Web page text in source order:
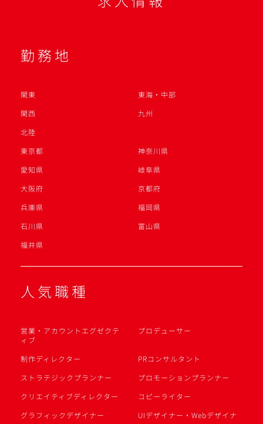
勤務地
関東
東海・中部
関西
九州
北陸
東京都
神奈川県
愛知県
岐阜県
大阪府
京都府
兵庫県
福岡県
石川県
富山県
福井県
人気職種
営業・アカウントエグゼクテ
ィブ
プロデューサー
制作ディレクター
PRコンサルタント
ストラテジックプランナー
プロモーションプランナー
クリエイティブディレクター
コピーライター
グラフィックデザイナー
UIデザイナー・Webデザイナ